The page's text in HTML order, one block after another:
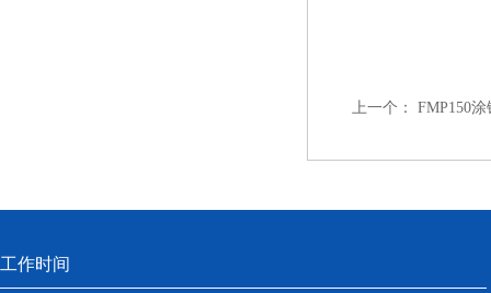
上一个： FMP150
工作时间